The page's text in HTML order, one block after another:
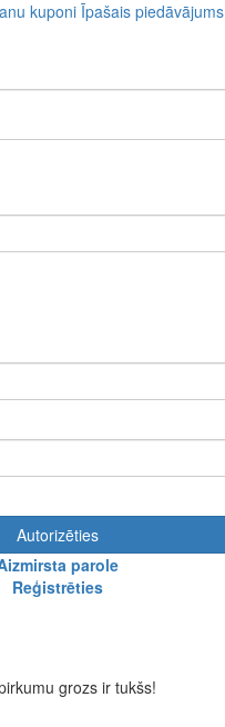
kuponiĪpašais piedāvājums
Autorizēties
parole
Reģistrēties
grozs ir tukšs!